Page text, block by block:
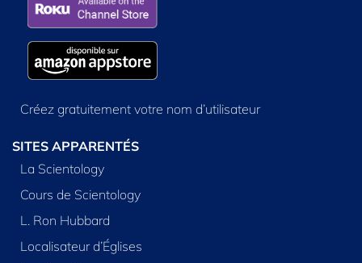
Créez gratuitement votre nom d’utilisateur
SITES APPARENTÉS
La Scientology
Cours de Scientology
L. Ron Hubbard
Localisateur d’Églises